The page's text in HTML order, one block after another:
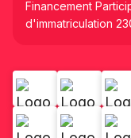
Financement
d'immatriculation